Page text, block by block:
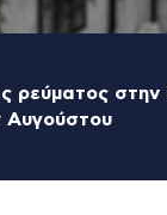
ρεύματος στην
Αυγούστου